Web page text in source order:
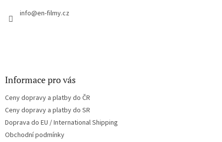
info@en-filmy.cz
Informace pro vás
Ceny dopravy a platby do ČR
Ceny dopravy a platby do SR
Doprava do EU / International Shipping
Obchodní podmínky